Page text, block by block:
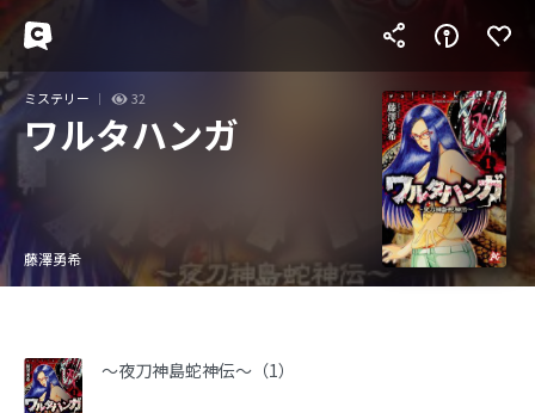
ミステリー 32
ワルタハンガ
藤澤勇希
～夜刀神島蛇神伝～（1）